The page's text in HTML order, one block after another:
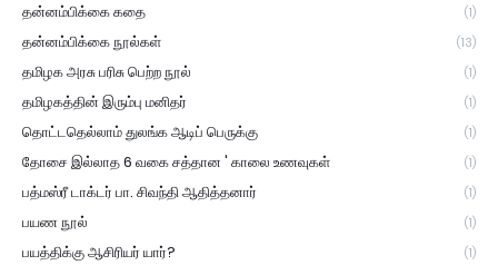
தன்னம்பிக்கை கதை (1)
தன்னம்பிக்கை நூல்கள் (13)
தமிழக அரசு பரிசு பெற்ற நூல் (1)
தமிழகத்தின் இரும்பு மனிதர் (1)
தொட்டதெல்லாம் துலங்க ஆடிப் பெருக்கு (1)
தோசை இல்லாத 6 வகை சத்தான ' காலை உணவுகள் (1)
பத்மஸ்ரீ டாக்டர் பா. சிவந்தி ஆதித்தனார் (1)
பயண நூல் (1)
பயத்திக்கு ஆசிரியர் யார்? (1)